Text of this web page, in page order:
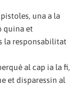
una a la
quina et
la responsabilitat
al cap ia la fi,
et disparessin al